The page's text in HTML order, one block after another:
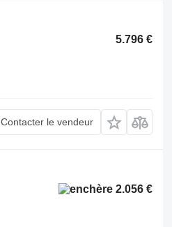
5.796 €
Contacter le vendeur
2.056 €